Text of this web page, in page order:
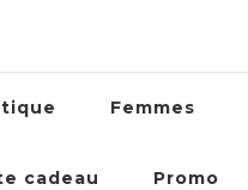
Femmes
cadeau Promo